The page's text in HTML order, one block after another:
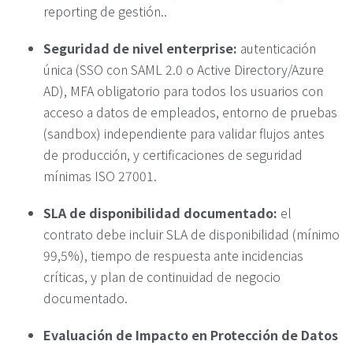
reporting de gestión..
Seguridad de nivel enterprise: autenticación
única (SSO con SAML 2.0 o Active Directory/Azure
AD), MFA obligatorio para todos los usuarios con
acceso a datos de empleados, entorno de pruebas
(sandbox) independiente para validar flujos antes
de producción, y certificaciones de seguridad
mínimas ISO 27001.
SLA de disponibilidad documentado: el
contrato debe incluir SLA de disponibilidad (mínimo
99,5%), tiempo de respuesta ante incidencias
críticas, y plan de continuidad de negocio
documentado.
Evaluación de Impacto en Protección de Datos